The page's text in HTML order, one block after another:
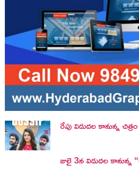
రేపు విడుదల కానున్న
జులై 3న విడుదల